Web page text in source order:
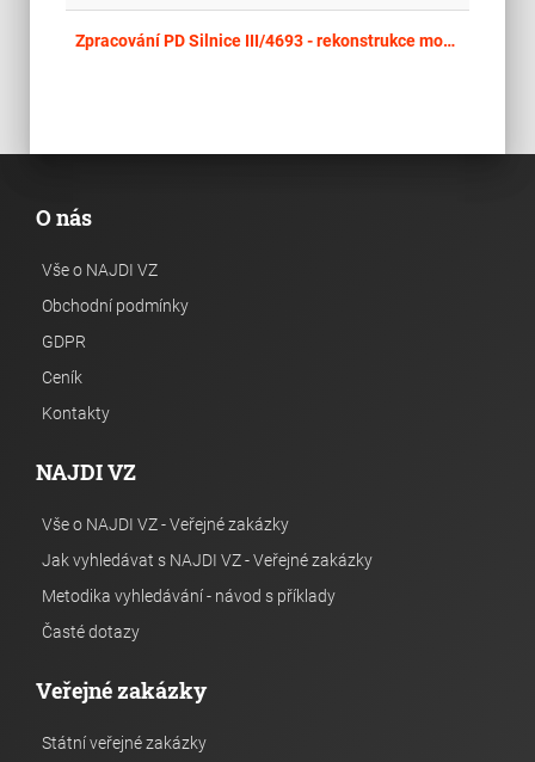
Zpracování PD Silnice III/4693 - rekonstrukce mostu ev. č. 4693-2 přes potok Rakovec v Klimkovicích
O nás
Vše o NAJDI VZ
Obchodní podmínky
GDPR
Ceník
Kontakty
NAJDI VZ
Vše o NAJDI VZ - Veřejné zakázky
Jak vyhledávat s NAJDI VZ - Veřejné zakázky
Metodika vyhledávání - návod s příklady
Časté dotazy
Veřejné zakázky
Státní veřejné zakázky